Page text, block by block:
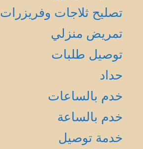
تصليح ثلاجات وفريزرات
تمريض منزلي
توصيل طلبات
حداد
خدم بالساعات
خدم بالساعة
خدمة توصيل